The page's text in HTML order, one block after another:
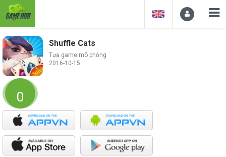
Shuffle Cats
Tựa game mô phỏng
2016-10-15
0